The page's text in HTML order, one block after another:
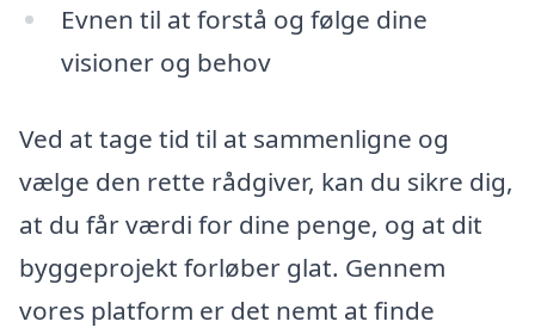
Evnen til at forstå og følge dine
visioner og behov
Ved at tage tid til at sammenligne og
vælge den rette rådgiver, kan du sikre dig,
at du får værdi for dine penge, og at dit
byggeprojekt forløber glat. Gennem
vores platform er det nemt at finde